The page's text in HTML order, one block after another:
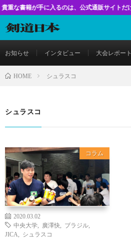
に入るのは、公式通販サイトだけ！
お知らせ インタビュー 大会レポート
HOME シュラスコ
シュラスコ
コラム
2020.03.02
中央大学
廣澤快 ブラジル
JICA
シュラスコ